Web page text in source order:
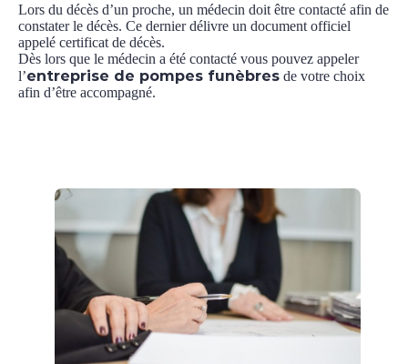
Lors du décès d’un proche, un médecin doit être contacté afin de
constater le décès. Ce dernier délivre un document officiel
appelé certificat de décès.
Dès lors que le médecin a été contacté vous pouvez appeler
l’entreprise de pompes funèbres de votre choix
afin d’être accompagné.